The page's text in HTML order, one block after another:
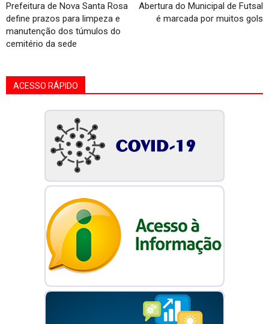
Prefeitura de Nova Santa Rosa
define prazos para limpeza e
manutenção dos túmulos do
cemitério da sede
Abertura do Municipal de Futsal
é marcada por muitos gols
ACESSO RÁPIDO